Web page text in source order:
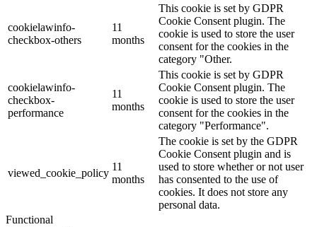
cookielawinfo-
checkbox-others
11
months
This cookie is set by GDPR
Cookie Consent plugin. The
cookie is used to store the user
consent for the cookies in the
category "Other.
cookielawinfo-
checkbox-
performance
11
months
This cookie is set by GDPR
Cookie Consent plugin. The
cookie is used to store the user
consent for the cookies in the
category "Performance".
viewed_cookie_policy
11
months
The cookie is set by the GDPR
Cookie Consent plugin and is
used to store whether or not user
has consented to the use of
cookies. It does not store any
personal data.
Functional